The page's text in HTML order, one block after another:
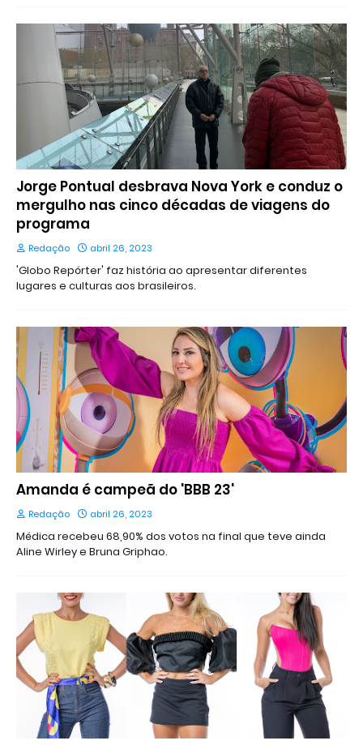
Jorge Pontual desbrava Nova York e conduz o
mergulho nas cinco décadas de viagens do
programa
Redação abril 26, 2023
'Globo Repórter' faz história ao apresentar diferentes
lugares e culturas aos brasileiros.
Amanda é campeã do 'BBB 23'
Redação abril 26, 2023
Médica recebeu 68,90% dos votos na final que teve ainda
Aline Wirley e Bruna Griphao.